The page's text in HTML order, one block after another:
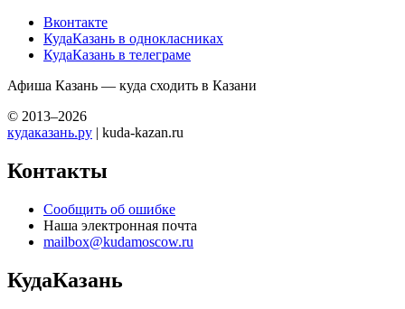
Вконтакте
КудаКазань в однокласниках
КудаКазань в телеграме
Афиша Казань — куда сходить в Казани
© 2013–2026
кудаказань.ру | kuda-kazan.ru
Контакты
Сообщить об ошибке
Наша электронная почта
mailbox@kudamoscow.ru
КудаКазань